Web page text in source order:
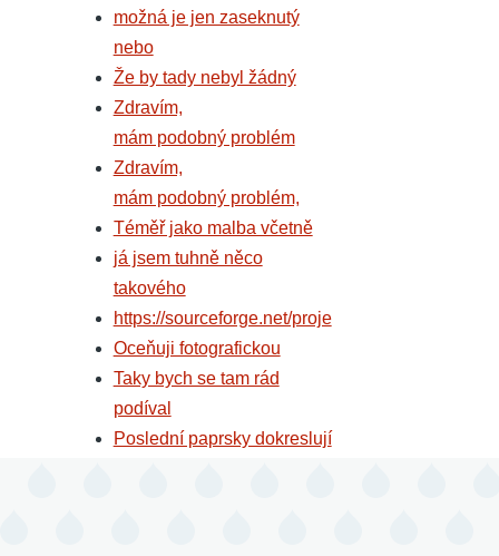
možná je jen zaseknutý
nebo
Že by tady nebyl žádný
Zdravím,
mám podobný problém
Zdravím,
mám podobný problém,
Téměř jako malba včetně
já jsem tuhně něco
takového
https://sourceforge.net/proje
Oceňuji fotografickou
Taky bych se tam rád
podíval
Poslední paprsky dokreslují